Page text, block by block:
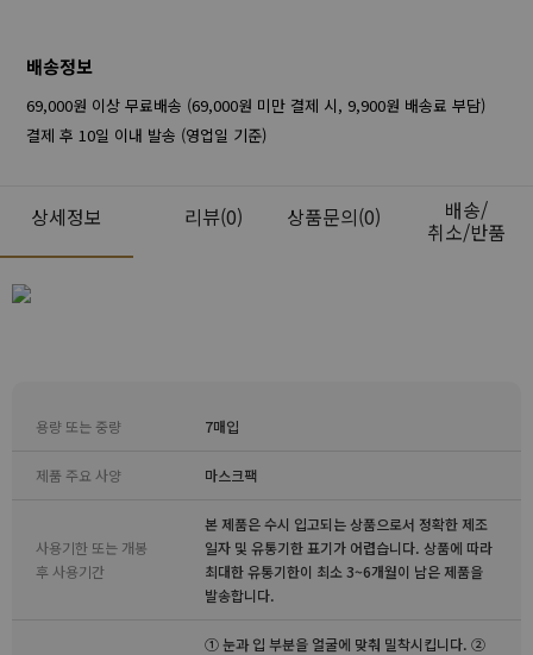
배송정보
69,000원 이상 무료배송 (69,000원 미만 결제 시, 9,900원 배송료 부담)
결제 후 10일 이내 발송 (영업일 기준)
상세정보 리뷰(0) 상품문의(0) 배송/
취소/반품
용량 또는 중량 7매입
제품 주요 사양 마스크팩
사용기한 또는 개봉
후 사용기간
본 제품은 수시 입고되는 상품으로서 정확한 제조
일자 및 유통기한 표기가 어렵습니다. 상품에 따라
최대한 유통기한이 최소 3~6개월이 남은 제품을
발송합니다.
① 눈과 입 부분을 얼굴에 맞춰 밀착시킵니다. ②